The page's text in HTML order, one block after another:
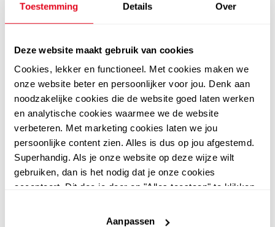
Toestemming Details Over
Deze website maakt gebruik van cookies
Cookies, lekker en functioneel. Met cookies maken we
onze website beter en persoonlijker voor jou. Denk aan
noodzakelijke cookies die de website goed laten werken
en analytische cookies waarmee we de website
verbeteren. Met marketing cookies laten we jou
persoonlijke content zien. Alles is dus op jou afgestemd.
Superhandig. Als je onze website op deze wijze wilt
gebruiken, dan is het nodig dat je onze cookies
accepteert. Dit doe je door op "Alles toestaan" te klikken.
website niet optimaal functioneert.
Aanpassen